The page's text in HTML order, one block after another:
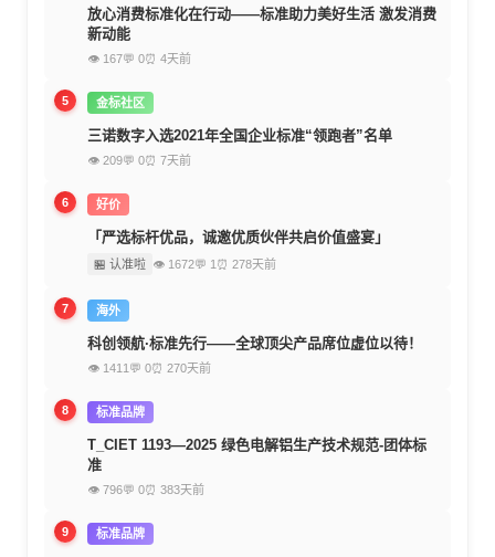
放心消费标准化在行动——标准助力美好生活 激发消费
新动能
👁 167💬 0⏰ 4天前
5 金标社区
三诺数字入选2021年全国企业标准“领跑者”名单
👁 209💬 0⏰ 7天前
6 好价
「严选标杆优品，诚邀优质伙伴共启价值盛宴」
🏪 认准啦 👁 1672💬 1 ⏰ 278天前
7 海外
科创领航·标准先行——全球顶尖产品席位虚位以待！
👁 1411 💬 0⏰ 270天前
8 标准品牌
T_CIET 1193—2025 绿色电解铝生产技术规范-团体标
准
👁 796💬 0⏰ 383天前
9 标准品牌